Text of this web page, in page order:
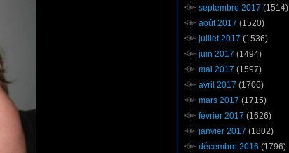
septembre 2017 (1514)
août 2017 (1520)
juillet 2017 (1536)
juin 2017 (1494)
mai 2017 (1597)
avril 2017 (1706)
mars 2017 (1715)
février 2017 (1626)
janvier 2017 (1802)
décembre 2016 (1796)